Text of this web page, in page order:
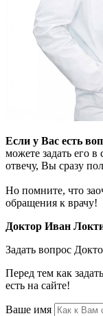
Если у Вас есть
можете задать его
отвечу, Вы сразу
Но помните, что
обращения к врачу!
Доктор Иван
Задать вопрос
Перед тем как
есть на сайте!
Ваше имя